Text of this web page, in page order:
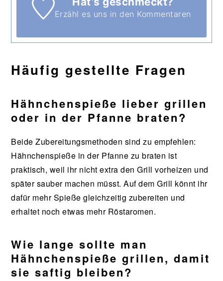
Erzähl es uns in den Kommentaren
Häufig gestellte Fragen
Hähnchenspieße lieber grillen
oder in der Pfanne braten?
Beide Zubereitungsmethoden sind zu empfehlen:
Hähnchenspieße in der Pfanne zu braten ist
praktisch, weil ihr nicht extra den Grill vorheizen und
später sauber machen müsst. Auf dem Grill könnt ihr
dafür mehr Spieße gleichzeitig zubereiten und
erhaltet noch etwas mehr Röstaromen.
Wie lange sollte man
Hähnchenspieße grillen, damit
sie saftig bleiben?